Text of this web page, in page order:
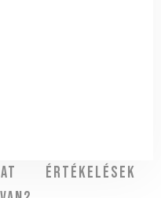
Értékelések